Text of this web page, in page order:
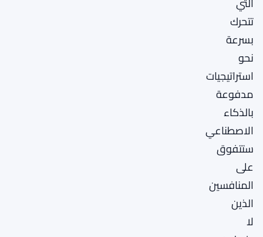
تتحرك
بسرعة
نحو
استراتيجيات
مدفوعة
بالذكاء
الاصطناعي
ستتفوق
على
المنافسين
الذين
لا